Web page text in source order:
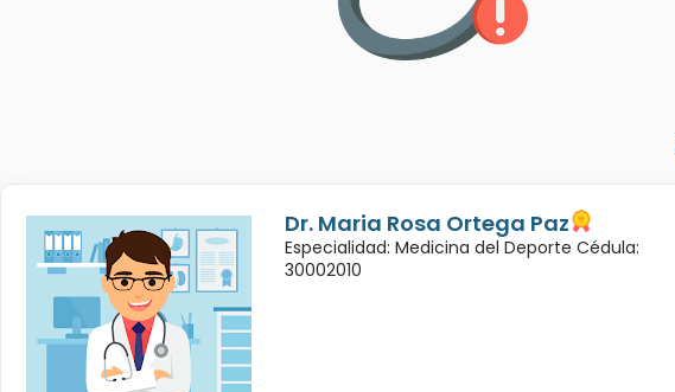
Dr. Maria Rosa Ortega Paz
Especialidad: Medicina del Deporte Cédula:
30002010